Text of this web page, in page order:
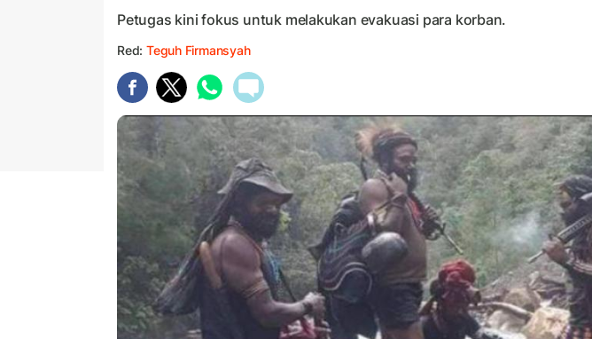
Petugas kini fokus untuk melakukan evakuasi para korban.
Red: Teguh Firmansyah